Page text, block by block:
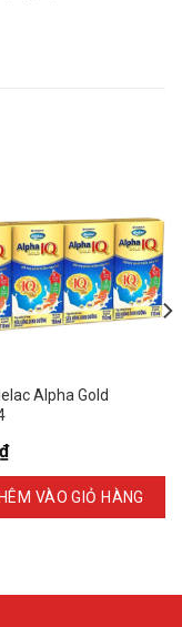
Alpha Gold
VÀO GIỎ HÀNG